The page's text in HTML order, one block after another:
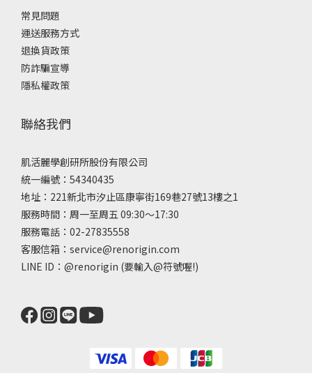
常見問題
運送服務方式
退換貨政策
防詐騙宣導
隱私權政策
聯絡我們
肌活麗學創研所股份有限公司
統一編號：54340435
地址：221新北市汐止區康寧街169巷27號13樓之1
服務時間：周一至周五 09:30～17:30
服務電話：02-27835558
客服信箱：service@renorigin.com
LINE ID： @renorigin (要輸入@符號喔!)